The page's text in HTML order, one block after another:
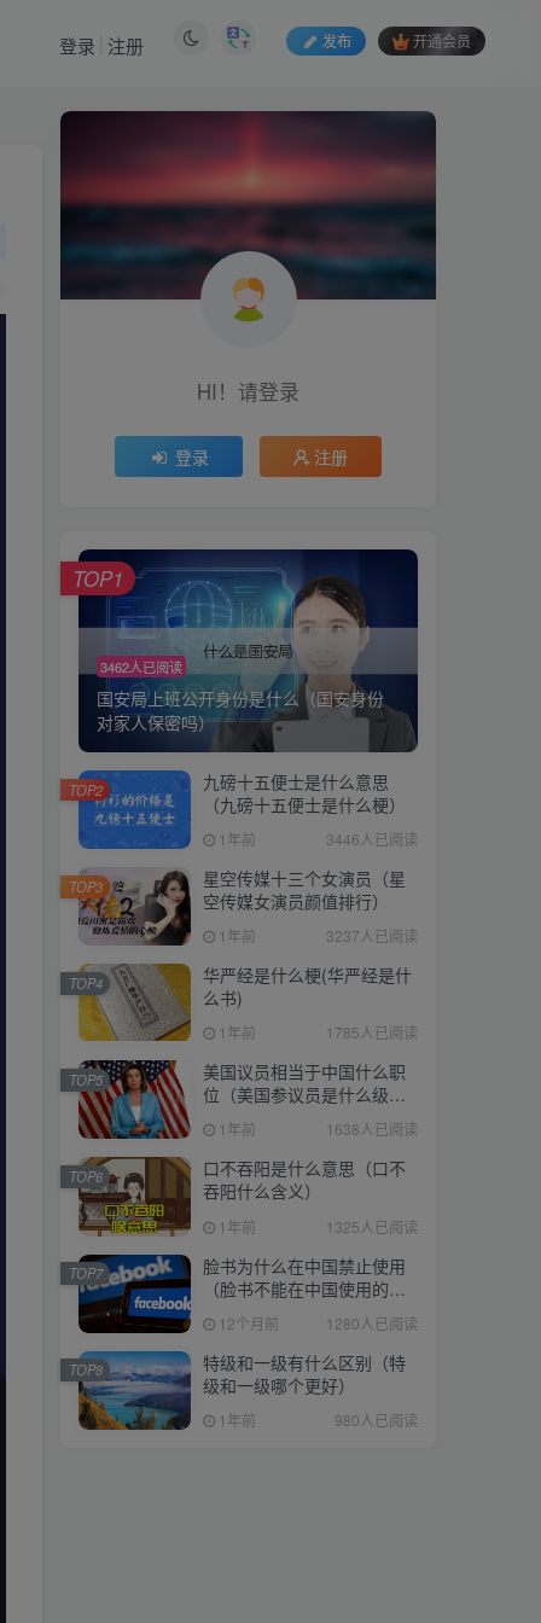
发布 开通会员
登录 注册
HI！请登录
登录 注册
3462人已阅读
国安局上班公开身份是什么（国安身份
对家人保密吗）
TOP1
九磅十五便士是什么意思
（九磅十五便士是什么梗）
1年前 3446人已阅读
TOP2
星空传媒十三个女演员（星
空传媒女演员颜值排行）
1年前 3237人已阅读
TOP3
华严经是什么梗(华严经是什
么书)
1年前 1785人已阅读
TOP4
美国议员相当于中国什么职
位（美国参议员是什么级
别）1年前 1638人已阅读
TOP5
口不吞阳是什么意思（口不
吞阳什么含义）
1年前 1325人已阅读
TOP6
脸书为什么在中国禁止使用
（脸书不能在中国使用的原
12个月前 1280人已阅读
TOP7
特级和一级有什么区别（特
级和一级哪个更好）
1年前 980人已阅读
TOP8
HI！请登录
登录 注册
3462人已阅读
国安局上班公开身份是什么（国安身份
对家人保密吗）
TOP1
九磅十五便士是什么意思
（九磅十五便士是什么梗）
1年前 3446人已阅读
TOP2
星空传媒十三个女演员（星
空传媒女演员颜值排行）
1年前 3237人已阅读
TOP3
华严经是什么梗(华严经是什
么书)
1年前 1785人已阅读
TOP4
美国议员相当于中国什么职
位（美国参议员是什么级
1年前 1638人已阅读
TOP5
口不吞阳是什么意思（口不
吞阳什么含义）
1年前 1325人已阅读
TOP6
脸书为什么在中国禁止使用
（脸书不能在中国使用的原
因）12个月前 1280人已阅读
TOP7
特级和一级有什么区别（特
级和一级哪个更好）
1年前 980人已阅读
TOP8